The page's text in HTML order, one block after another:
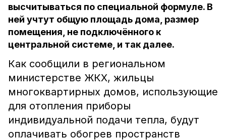
высчитываться по специальной формуле. В
ней учтут общую площадь дома, размер
помещения, не подключённого к
центральной системе, и так далее.
Как сообщили в региональном
министерстве ЖКХ, жильцы
многоквартирных домов, использующие
для отопления приборы
индивидуальной подачи тепла, будут
оплачивать обогрев пространств